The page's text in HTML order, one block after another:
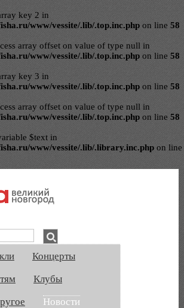
key 2 in
www/vessite/.lib/.top.inc.php on line 58
array offset on value of type null in
www/vessite/.lib/.top.inc.php on line 58
key 3 in
www/vessite/.lib/.top.inc.php on line 58
array offset on value of type null in
www/vessite/.lib/.top.inc.php on line 58
$text in
www/vessite/.lib/.library.inc.php on line
Концерты
Клубы
Новости